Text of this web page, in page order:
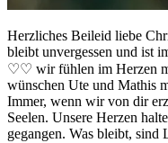
Herzliches Beileid liebe
bleibt unvergessen und ist
♡♡ wir fühlen im Herzen
wünschen Ute und Mathis
Immer, wenn wir von dir
Seelen. Unsere Herzen
gegangen. Was bleibt, sind